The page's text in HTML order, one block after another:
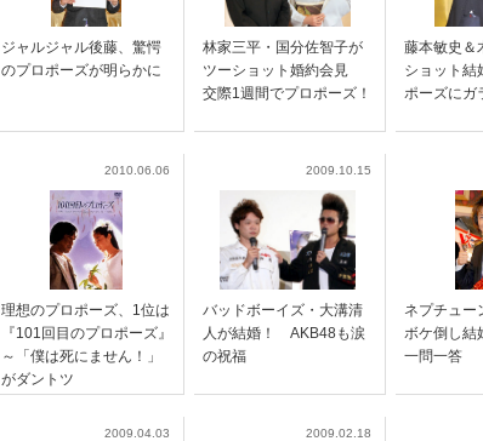
ジャルジャル後藤、驚愕
のプロポーズが明らかに
林家三平・国分佐智子が
ツーショット婚約会見
交際1週間でプロポーズ！
藤本敏史＆
ショット
ポーズにガ
2010.06.06
理想のプロポーズ、1位は
『101回目のプロポーズ』
～「僕は死にません！」
がダントツ
2009.10.15
バッドボーイズ・大溝清
人が結婚！ AKB48も涙
の祝福
ネプチュ
ボケ倒し結
一問一答
2009.04.03 2009.02.18